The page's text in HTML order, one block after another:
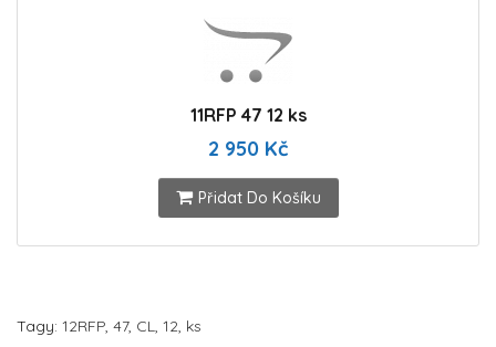
11RFP 47 12 ks
2 950 Kč
Přidat Do Košíku
Tagy: 12RFP, 47, CL, 12, ks